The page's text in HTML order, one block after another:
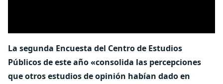
La segunda Encuesta del Centro de Estudios
Públicos de este año «consolida las percepciones
que otros estudios de opinión habían dado en